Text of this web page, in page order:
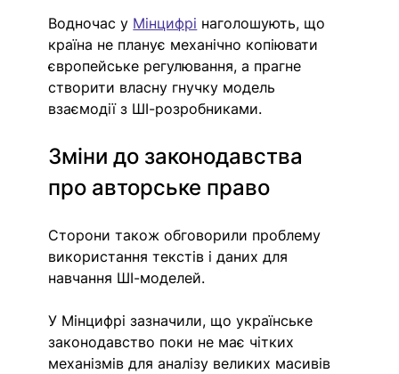
Водночас у Мінцифрі наголошують, що
країна не планує механічно копіювати
європейське регулювання, а прагне
створити власну гнучку модель
взаємодії з ШІ-розробниками.
Зміни до законодавства
про авторське право
Сторони також обговорили проблему
використання текстів і даних для
навчання ШІ-моделей.
У Мінцифрі зазначили, що українське
законодавство поки не має чітких
механізмів для аналізу великих масивів